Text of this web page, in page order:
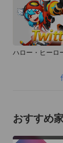
ハロー・ヒーロ
おすすめ